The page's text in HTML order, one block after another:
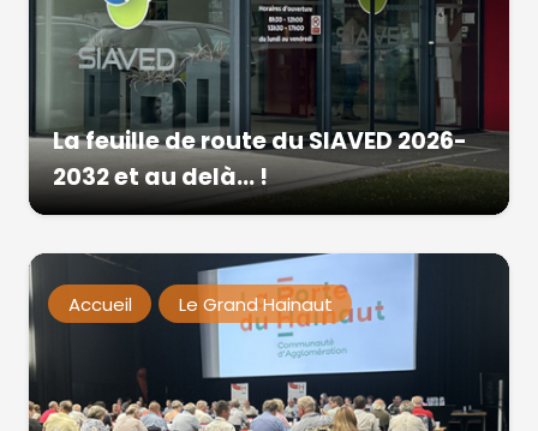
La feuille de route du SIAVED 2026-
2032 et au delà… !
Accueil Le Grand Hainaut